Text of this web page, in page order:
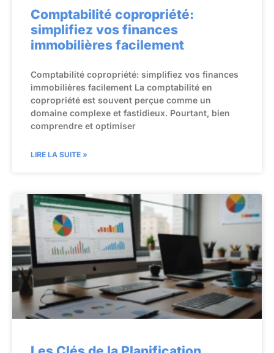
Comptabilité copropriété:
simplifiez vos finances
immobilières facilement
Comptabilité copropriété: simplifiez vos finances
immobilières facilement La comptabilité en
copropriété est souvent perçue comme un
domaine complexe et fastidieux. Pourtant, bien
comprendre et optimiser
LIRE LA SUITE »